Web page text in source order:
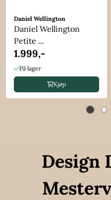
Daniel Wellington
Daniel Wellington
Petite ...
1.999,-
På lager
Kjøp
Design